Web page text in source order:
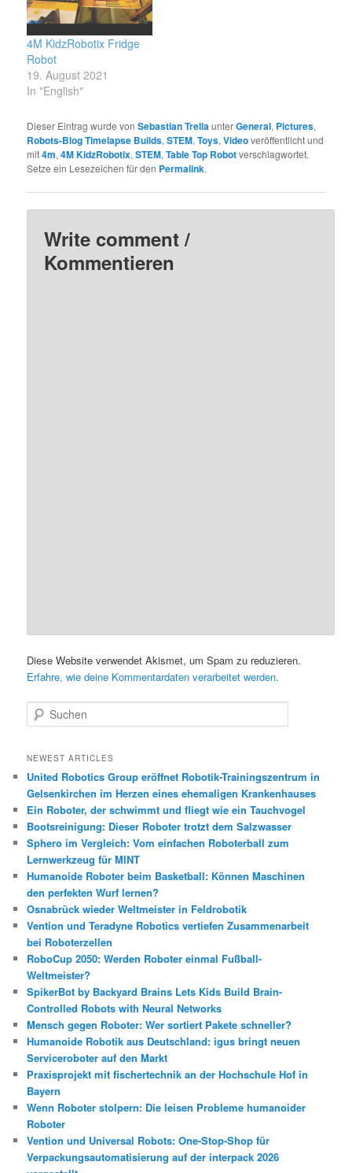
4M KidzRobotix Fridge
Robot
19. August 2021
In "English"
Dieser Eintrag wurde vonSebastian TrellaunterGeneral, Pictures,
Robots-Blog Timelapse Builds,STEM,Toys,Videoveröffentlicht und
mit4m,4M KidzRobotix,STEM,Table Top Robotverschlagwortet.
Setze ein Lesezeichen für den Permalink.
Write comment /
Kommentieren
Diese Website verwendet Akismet, um Spam zu reduzieren.
Erfahre, wie deine Kommentardaten verarbeitet werden.
u
h
n
NEWEST ARTICLES
United Robotics Group eröffnet Robotik-Trainingszentrum in
Gelsenkirchen im Herzen eines ehemaligen Krankenhauses
Ein Roboter, der schwimmt und fliegt wie ein Tauchvogel
Bootsreinigung: Dieser Roboter trotzt dem Salzwasser
Sphero im Vergleich: Vom einfachen Roboterball zum
Lernwerkzeug für MINT
Humanoide Roboter beim Basketball: Können Maschinen
den perfekten Wurf lernen?
Osnabrück wieder Weltmeister in Feldrobotik
Vention und Teradyne Robotics vertiefen Zusammenarbeit
bei Roboterzellen
RoboCup 2050: Werden Roboter einmal Fußball-
Weltmeister?
SpikerBot by Backyard Brains Lets Kids Build Brain-
Controlled Robots with Neural Networks
Mensch gegen Roboter: Wer sortiert Pakete schneller?
Humanoide Robotik aus Deutschland: igus bringt neuen
Serviceroboter auf den Markt
Praxisprojekt mit fischertechnik an der Hochschule Hof in
Bayern
Wenn Roboter stolpern: Die leisen Probleme humanoider
Roboter
Vention und Universal Robots: One-Stop-Shop für
Verpackungsautomatisierung auf der interpack 2026